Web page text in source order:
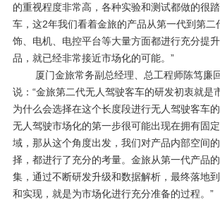
的重视程度非常高，各种实验和测试都做的很
车，这2年我们看着金旅的产品从第一代到第二
饰、电机、电控平台等大量方面都进行充分提
品，就已经非常接近市场化的可能。”
厦门金旅常务副总经理、总工程师陈笃廉
说：“金旅第二代无人驾驶客车的研发初衷就是
为什么会选择在这个长度段进行无人驾驶客车
无人驾驶市场化的第一步很可能出现在拥有固
域，那从这个角度出发，我们对产品内部空间
择，都进行了充分的考量。金旅从第一代产品
集，通过不断研发升级和数据解析，最终落地
和实现，就是为市场化进行充分准备的过程。”